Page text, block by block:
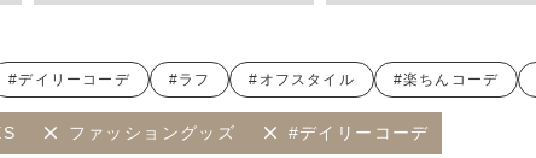
#デイリーコーデ #ラフ #オフスタイル #楽ちんコーデ
ファッショングッズ #デイリーコーデ